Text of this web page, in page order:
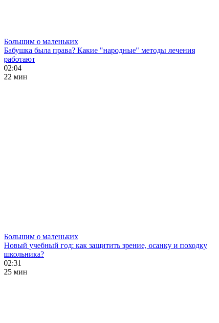
Большим о маленьких
Бабушка была права? Какие "народные" методы лечения
работают
02:04
22 мин
Большим о маленьких
Новый учебный год: как защитить зрение, осанку и походку
школьника?
02:31
25 мин